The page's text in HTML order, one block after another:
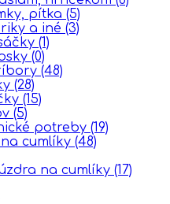
pítka (5)
a iné (3)
(1)
(0)
(48)
(28)
(15)
(5)
potreby (19)
cumlíky (48)
na cumlíky (17)